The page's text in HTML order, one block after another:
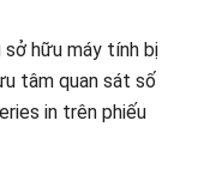
hữu máy tính bị
tâm quan sát số
in trên phiếu